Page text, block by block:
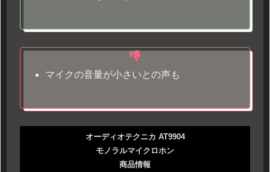
マイクの音量が小さいとの声も
オーディオテクニカ AT9904
モノラルマイクロホン
商品情報